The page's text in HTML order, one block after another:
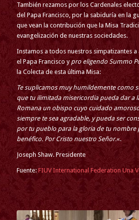
También rezamos por los Cardenales
del Papa Francisco, por la sabiduría en la
que vean la contribución que la Misa
evangelización de nuestras sociedades.
Instamos a todos nuestros simpatizantes a
el Papa Francisco y pro eligendo Summo
la Colecta de esta última Misa:
Te suplicamos muy humildemente como
que tu ilimitada misericordia pueda dar a
Romana un obispo cuyo cuidado
siempre te sea agradable, y pueda ser
por tu pueblo para la gloria de tu nombre
benéfico. Por Cristo nuestro Señor.«.
Joseph Shaw. Presidente
Fuente: FIUV International Federation Una